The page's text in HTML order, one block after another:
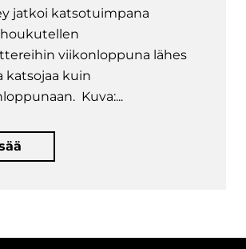
jatkoi katsotuimpana
viikonloppuna lähes
katsojaa kuin
Kuva:...